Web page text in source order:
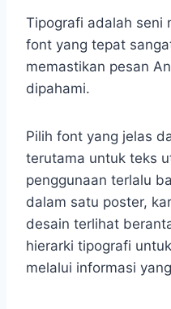
Tipografi adalah seni
font yang tepat
memastikan pesan
dipahami.
Pilih font yang jelas
terutama untuk teks
penggunaan terlalu
dalam satu poster,
desain terlihat
hierarki tipografi
melalui informasi